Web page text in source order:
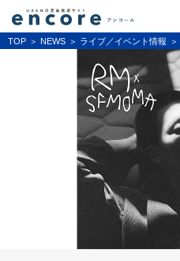
TOP NEWS ライブ／イベント情報